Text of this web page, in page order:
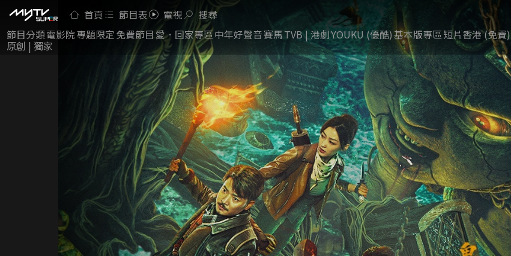
首頁 節目表 電視 搜尋
節目分類電影院專題限定 免費節目 愛．回家專區中年好聲音賽馬TVB | 港劇YOUKU (優酷)基本版專區短片香港 (免費)
原創 | 獨家